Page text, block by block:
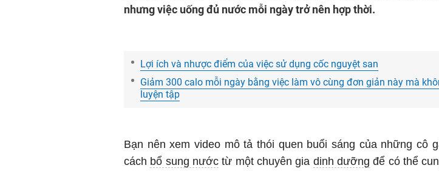
nhưng việc uống đủ nước mỗi ngày trở nên hợp thời.
Lợi ích và nhược điểm của việc sử dụng cốc nguyệt san
Giảm 300 calo mỗi ngày bằng việc làm vô cùng đơn giản này mà
luyện tập
Bạn nên xem video mô tả thói quen buổi sáng của những cô
cách bổ sung nước từ một chuyên gia dinh dưỡng để có thể